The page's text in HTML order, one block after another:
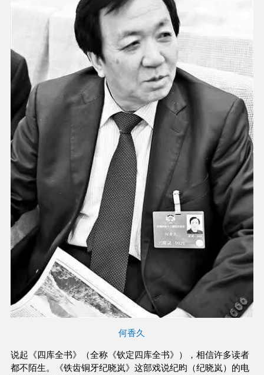
何香久
说起《四库全书》（全称《钦定四库全书》），相信许多读者
都不陌生。《铁齿铜牙纪晓岚》这部戏说纪昀（纪晓岚）的电